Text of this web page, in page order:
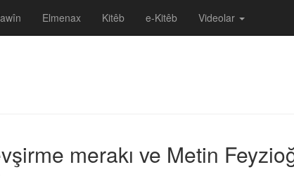
Elmenax Kitêb e-Kitêb Videolar
merakı ve Metin